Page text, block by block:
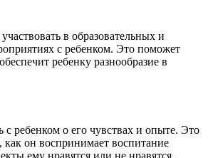
в образовательных и
с ребенком. Это поможет
ребенку разнообразие в
с ребенком о его чувствах и опыте. Это
он воспринимает воспитание
ему нравятся или не нравятся.